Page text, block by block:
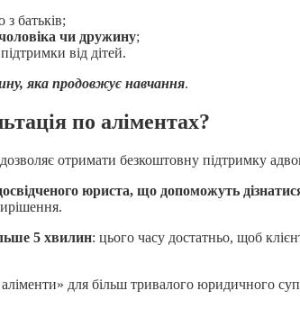
з батьків;
чи дружину;
від дітей.
яка продовжує навчання.
по аліментах?
отримати безкоштовну підтримку
юриста, що допоможуть
5 хвилин: цього часу достатньо, щоб
для більш тривалого юридичного